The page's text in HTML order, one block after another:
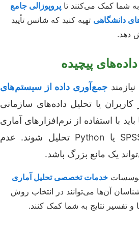
شما کمک می‌کنند تا پروپوزالی جامع
دانشگاهی تهیه کنید که شانس تأیید
دهد.
پیچیده
جمع‌آوری داده از سیستم‌های
یا تحلیل داده‌های سازمانی
با استفاده از نرم‌افزارهای آماری
مانند SPSS, SmartPLS, R یا Python تحلیل شوند. عدم
یک مانع بزرگ باشد.
خدمات تخصصی تحلیل آماری
آن‌ها می‌توانند در انتخاب روش
و تفسیر نتایج به شما کمک کنند.